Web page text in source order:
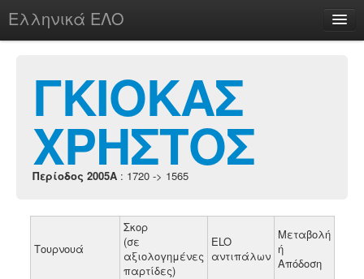
Ελληνικά ΕΛΟ
chesstu.be @ discord
Login
ΓΚΙΟΚΑΣ
ΧΡΗΣΤΟΣ
Περίοδος 2005A : 1720 -> 1565
Τουρνουά
Σκορ
(σε
αξιολογημένες
παρτίδες)
ELO
αντιπάλων
Μεταβολή
ή
Απόδοση